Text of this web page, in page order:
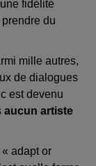
fidélité
du
mille autres,
de dialogues
est devenu
aucun artiste
adapt or